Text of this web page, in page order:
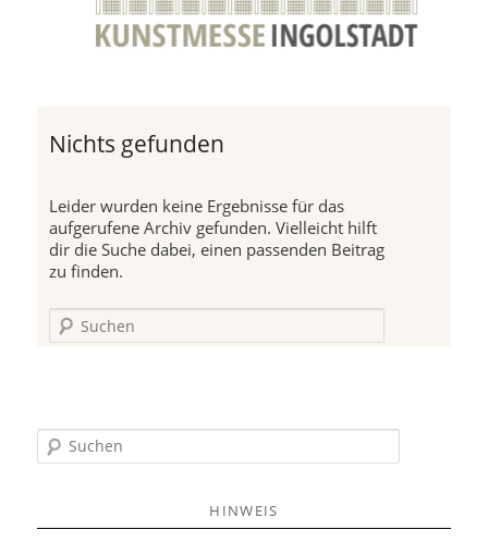
Nichts gefunden
Leider wurden keine Ergebnisse für das
aufgerufene Archiv gefunden. Vielleicht hilft
dir die Suche dabei, einen passenden Beitrag
zu finden.
Suchen
n
HINWEIS